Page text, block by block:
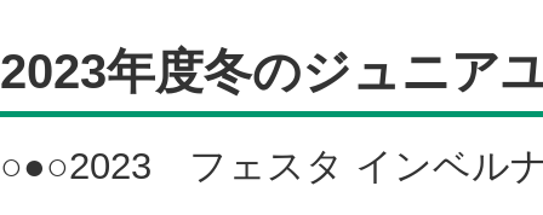
2023年度冬のジュニア
○●○2023 フェスタ インベル